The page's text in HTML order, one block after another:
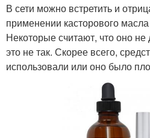
В сети можно встретить и
применении касторового
Некоторые считают, что оно
это не так. Скорее всего,
использовали или оно было